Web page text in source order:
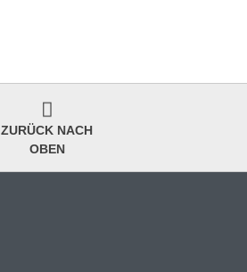
ZURÜCK NACH
OBEN